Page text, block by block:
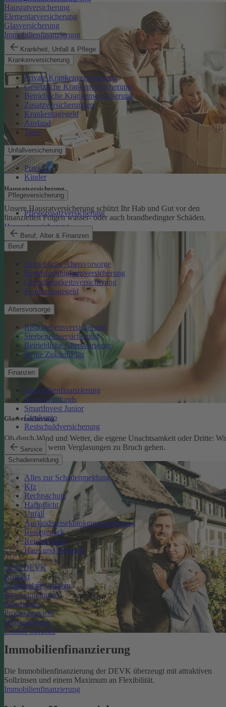
Hausratversicherung
Elementarversicherung
Glasversicherung
Immobilienfinanzierung
Krankheit, Unfall & Pflege
Krankenversicherung
Private Krankenversicherung
Gesetzliche Krankenversicherung
Betriebliche Krankenversicherung
Zusatzversicherungen
Krankentagegeld
Ausland
Tiere
Unfallversicherung
Privat
Kinder
Pflegeversicherung
Pflegezusatzversicherung
Beruf, Alter & Finanzen
Beruf
Betriebliche Altersvorsorge
Berufsunfähigkeitsversicherung
Grundfähigkeitsversicherung
Krankentagegeld
Altersvorsorge
Risikolebensversicherung
Sterbegeldversicherung
Betriebliche Altersvorsorge
Rente ZukunftPlus
Finanzen
Immobilienfinanzierung
Investmentfonds
SmartInvest Junior
Girokonto
Restschuldversicherung
Service
Schadenmeldung
Alles zur Schadenmeldung
Kfz
Rechtsschutz
Haftpflicht
Unfall
Auslandsreisekrankenversicherung
Reisegepäck
Reiserücktritt
Haus und Wohnen
meineDEVK
Kontakt
Kundendaten ändern
Bescheinigungen
Kündigung
Produktservices
Wissenswertes
Leichte Sprache
Hausratversicherung
Unsere Hausratversicherung schützt Ihr Hab und Gut vor den
finanziellen Folgen wasser- oder auch brandbedingter Schäden.
Hausratversicherung
Glasversicherung
Ob durch Wind und Wetter, die eigene Unachtsamkeit oder Dritte:
schützen Sie, wenn Verglasungen zu Bruch gehen.
Glasversicherung
Immobilienfinanzierung
Die Immobilienfinanzierung der DEVK überzeugt mit attraktiven
Sollzinsen und einem Maximum an Flexibilität.
Immobilienfinanzierung